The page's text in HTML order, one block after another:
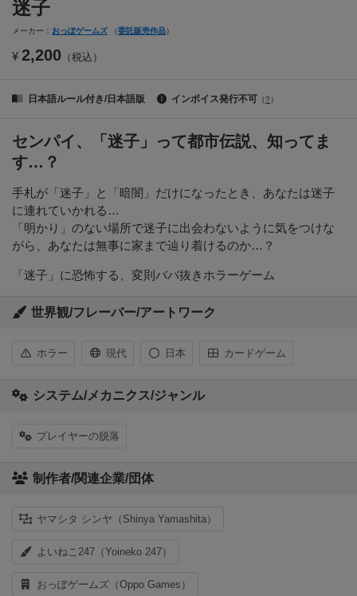
迷子
メーカー： おっぽゲームズ（委託販売作品）
¥ 2,200 （税込）
日本語ルール付き/日本語版 インボイス発行不可 （? ）
センパイ、「迷子」って都市伝説、知ってま
す…？
手札が「迷子」と「暗闇」だけになったとき、あなたは迷子
に連れていかれる…
「明かり」のない場所で迷子に出会わないように気をつけな
がら、あなたは無事に家まで辿り着けるのか…？
「迷子」に恐怖する、変則ババ抜きホラーゲーム
世界観/フレーバー/アートワーク
ホラー 現代 日本 カードゲーム
システム/メカニクス/ジャンル
プレイヤーの脱落
制作者/関連企業/団体
ヤマシタ シンヤ（Shinya Yamashita）
よいねこ247（Yoineko 247）
おっぽゲームズ（Oppo Games）